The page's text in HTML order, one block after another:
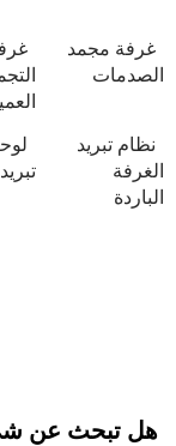
غرفة
التجميد
لوحة غرفة
تبريد 50 مم
عن شيءٍ ما ولا